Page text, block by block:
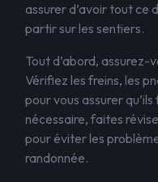
assurer d’avoir tout ce
partir sur les sentiers.
Tout d’abord, assurez-
Vérifiez les freins, les
pour vous assurer
nécessaire, faites
pour éviter les
randonnée.